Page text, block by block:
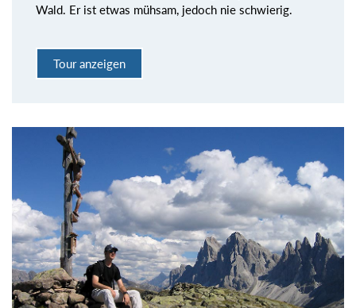
Wald. Er ist etwas mühsam, jedoch nie schwierig.
Tour anzeigen